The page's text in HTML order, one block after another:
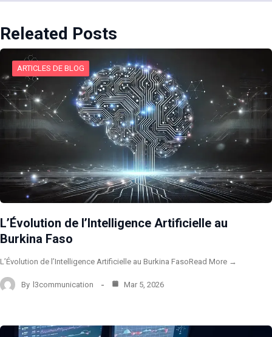
Releated Posts
ARTICLES DE BLOG
L’Évolution de l’Intelligence Artificielle au
Burkina Faso
L’Évolution de l’Intelligence Artificielle au Burkina FasoRead More →
By l3communication Mar 5, 2026